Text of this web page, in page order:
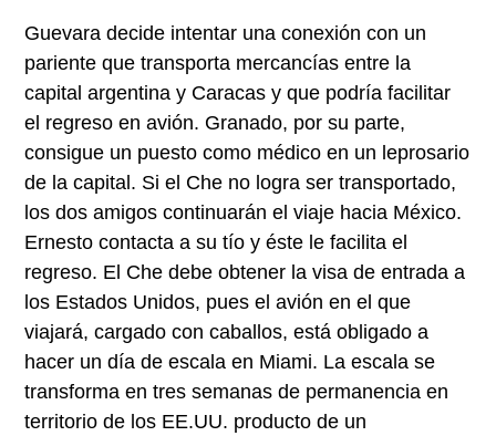
Guevara decide intentar una conexión con un
pariente que transporta mercancías entre la
capital argentina y Caracas y que podría facilitar
el regreso en avión. Granado, por su parte,
consigue un puesto como médico en un leprosario
de la capital. Si el Che no logra ser transportado,
los dos amigos continuarán el viaje hacia México.
Ernesto contacta a su tío y éste le facilita el
regreso. El Che debe obtener la visa de entrada a
los Estados Unidos, pues el avión en el que
viajará, cargado con caballos, está obligado a
hacer un día de escala en Miami. La escala se
transforma en tres semanas de permanencia en
territorio de los EE.UU. producto de un